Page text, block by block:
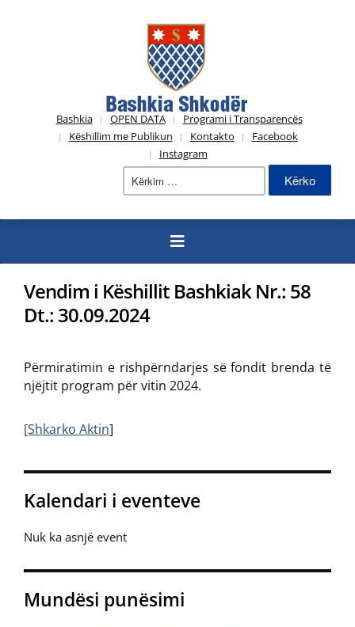
Bashkia OPEN DATA
Programi i Transparencës
Këshillim me Publikun
Kontakto
Facebook
Instagram
Kërko
Vendim i Këshillit Bashkiak Nr.: 58
Dt.: 30.09.2024
Përmiratimin e rishpërndarjes së fondit brenda të
njëjtit program për vitin 2024.
[Shkarko Aktin]
Kalendari i eventeve
Nuk ka asnjë event
Mundësi punësimi